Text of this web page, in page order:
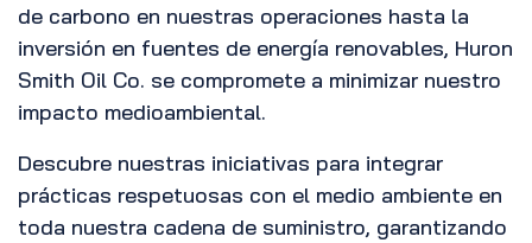
de carbono en nuestras operaciones hasta la
inversión en fuentes de energía renovables, Huron
Smith Oil Co. se compromete a minimizar nuestro
impacto medioambiental.
Descubre nuestras iniciativas para integrar
prácticas respetuosas con el medio ambiente en
toda nuestra cadena de suministro, garantizando